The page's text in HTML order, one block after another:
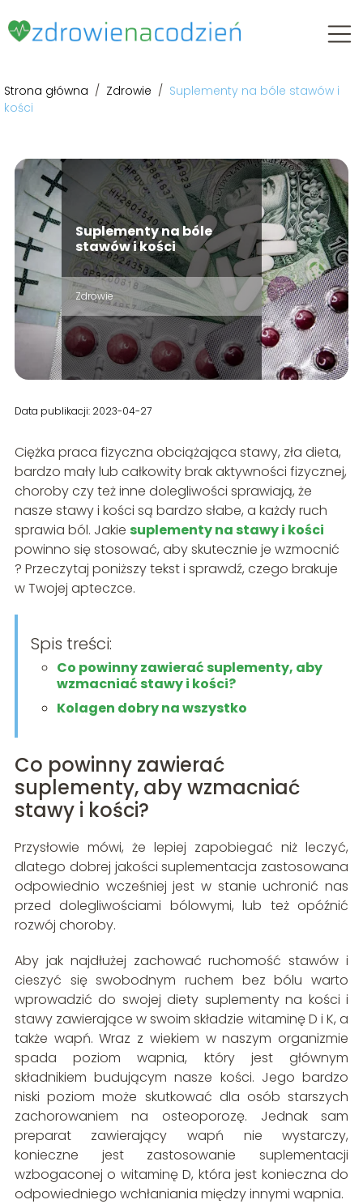
Strona główna / Zdrowie / Suplementy na bóle stawów i
kości
Suplementy na bóle
stawów i kości
Zdrowie
Data publikacji: 2023-04-27
Ciężka praca fizyczna obciążająca stawy, zła dieta,
bardzo mały lub całkowity brak aktywności fizycznej,
choroby czy też inne dolegliwości sprawiają, że
nasze stawy i kości są bardzo słabe, a każdy ruch
sprawia ból. Jakie suplementy na stawy i kości
powinno się stosować, aby skutecznie je wzmocnić
? Przeczytaj poniższy tekst i sprawdź, czego brakuje
w Twojej apteczce.
Spis treści:
Co powinny zawierać suplementy, aby
wzmacniać stawy i kości?
Kolagen dobry na wszystko
Co powinny zawierać
suplementy, aby wzmacniać
stawy i kości?
Przysłowie mówi, że lepiej zapobiegać niż leczyć,
dlatego dobrej jakości suplementacja zastosowana
odpowiednio wcześniej jest w stanie uchronić nas
przed dolegliwościami bólowymi, lub też opóźnić
rozwój choroby.
Aby jak najdłużej zachować ruchomość stawów i
cieszyć się swobodnym ruchem bez bólu warto
wprowadzić do swojej diety suplementy na kości i
stawy zawierające w swoim składzie witaminę D i K, a
także wapń. Wraz z wiekiem w naszym organizmie
spada poziom wapnia, który jest głównym
składnikiem budującym nasze kości. Jego bardzo
niski poziom może skutkować dla osób starszych
zachorowaniem na osteoporozę. Jednak sam
preparat zawierający wapń nie wystarczy,
konieczne jest zastosowanie suplementacji
wzbogaconej o witaminę D, która jest konieczna do
odpowiedniego wchłaniania między innymi wapnia.